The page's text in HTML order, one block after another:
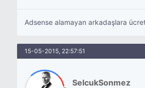
Adsense alamayan arkadaşlara
15-05-2015, 22:57:51
SelcukSonmez